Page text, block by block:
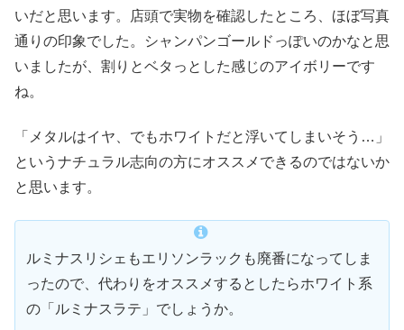
いだと思います。店頭で実物を確認したところ、ほぼ写真
通りの印象でした。シャンパンゴールドっぽいのかなと思
いましたが、割りとベタっとした感じのアイボリーです
ね。
「メタルはイヤ、でもホワイトだと浮いてしまいそう…」
というナチュラル志向の方にオススメできるのではないか
と思います。
ルミナスリシェもエリソンラックも廃番になってしま
ったので、代わりをオススメするとしたらホワイト系
の「ルミナスラテ」でしょうか。